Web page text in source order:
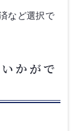
など選択で
かがで